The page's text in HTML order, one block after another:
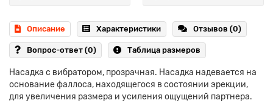
Описание Характеристики Отзывов (0)
Вопрос-ответ (0) Таблица размеров
Насадка с вибратором, прозрачная. Насадка надевается на
основание фаллоса, находящегося в состоянии эрекции,
для увеличения размера и усиления ощущений партнера.